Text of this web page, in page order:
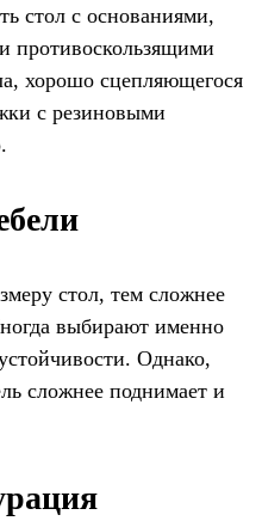
стол с основаниями,
противоскользящими
хорошо сцепляющегося
с резиновыми
стол, тем сложнее
выбирают именно
Однако,
сложнее поднимает и